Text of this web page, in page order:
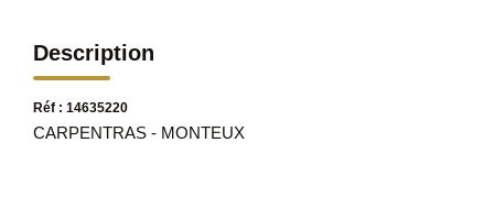
Description
Réf : 14635220
CARPENTRAS - MONTEUX